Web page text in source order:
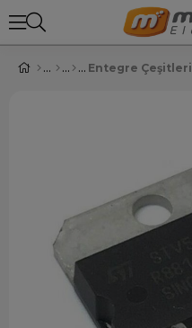
Entegre Çeşitleri